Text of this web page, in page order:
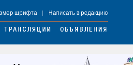
шрифта Написать в редакцию
ТРАНСЛЯЦИИ ОБЪЯВЛЕНИЯ